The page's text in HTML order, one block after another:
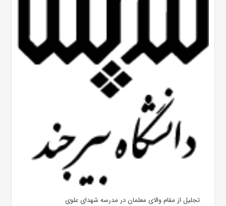
تجلیل از مقام والای معلمان در مدرسه شهدای علوی